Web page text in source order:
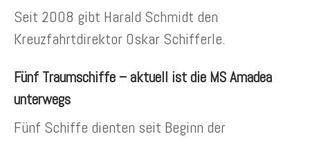
Seit 2008 gibt Harald Schmidt den
Kreuzfahrtdirektor Oskar Schifferle.
Fünf Traumschiffe – aktuell ist die MS Amadea
unterwegs
Fünf Schiffe dienten seit Beginn der